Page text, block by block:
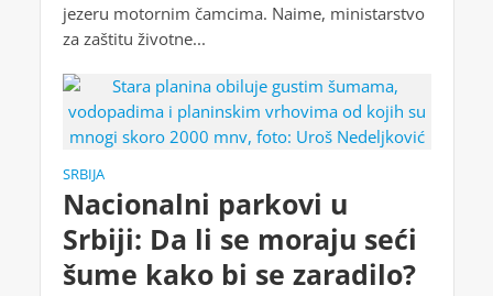
jezeru motornim čamcima. Naime, ministarstvo
za zaštitu životne...
SRBIJA
Nacionalni parkovi u
Srbiji: Da li se moraju seći
šume kako bi se zaradilo?